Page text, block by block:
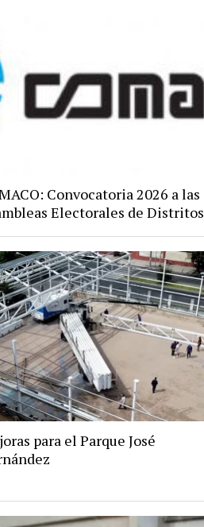
Convocatoria 2026 a las
Electorales de Distritos
para el Parque José